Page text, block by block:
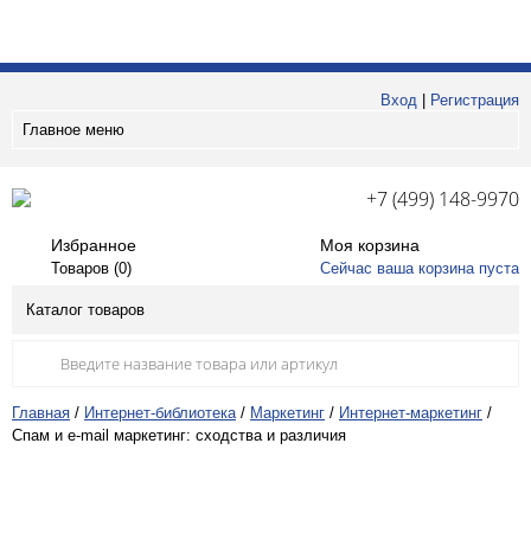
Вход
Регистрация
Главное меню
+7 (499) 148-9970
Избранное
Товаров (0)
Моя корзина
Сейчас ваша корзина пуста
Каталог товаров
Главная / Интернет-библиотека / Маркетинг / Интернет-маркетинг /
Спам и e-mail маркетинг: сходства и различия